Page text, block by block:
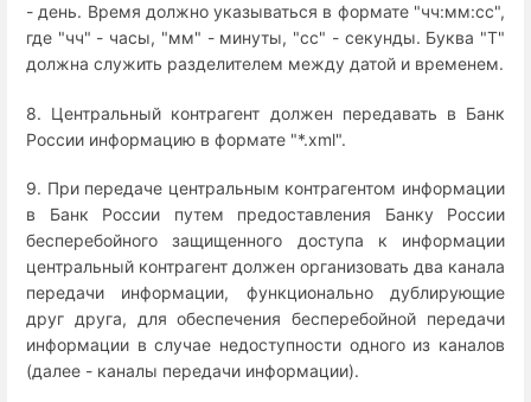
- день. Время должно указываться в формате "чч:мм:сс",
где "чч" - часы, "мм" - минуты, "сс" - секунды. Буква "Т"
должна служить разделителем между датой и временем.
8. Центральный контрагент должен передавать в Банк
России информацию в формате "*.xml".
9. При передаче центральным контрагентом информации
в Банк России путем предоставления Банку России
бесперебойного защищенного доступа к информации
центральный контрагент должен организовать два канала
передачи информации, функционально дублирующие
друг друга, для обеспечения бесперебойной передачи
информации в случае недоступности одного из каналов
(далее - каналы передачи информации).